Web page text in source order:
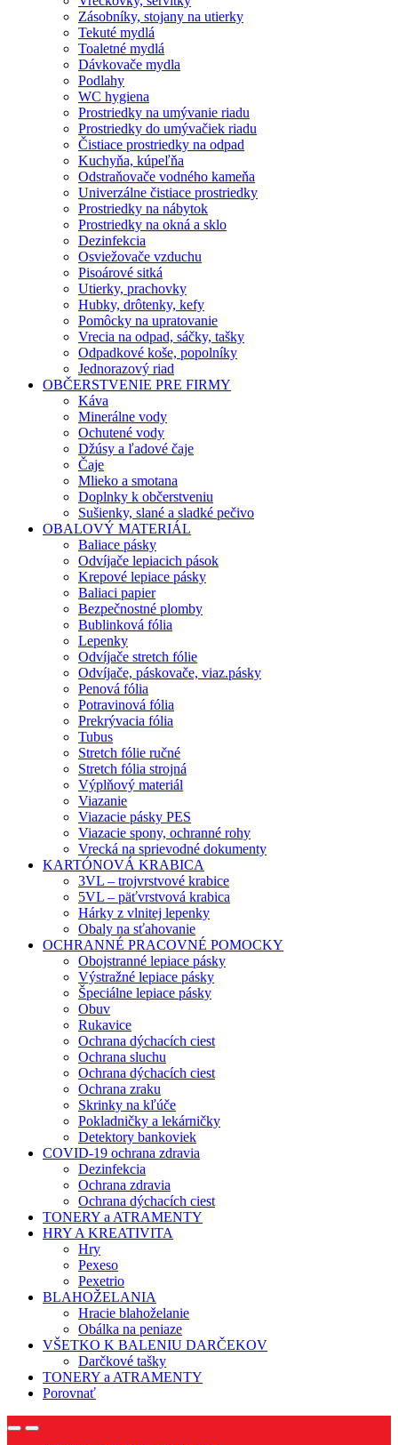
Zásobníky, stojany na utierky
Tekuté mydlá
Toaletné mydlá
Dávkovače mydla
Podlahy
WC hygiena
Prostriedky na umývanie riadu
Prostriedky do umývačiek riadu
Čistiace prostriedky na odpad
Kuchyňa, kúpeľňa
Odstraňovače vodného kameňa
Univerzálne čistiace prostriedky
Prostriedky na nábytok
Prostriedky na okná a sklo
Dezinfekcia
Osviežovače vzduchu
Pisoárové sitká
Utierky, prachovky
Hubky, drôtenky, kefy
Pomôcky na upratovanie
Vrecia na odpad, sáčky, tašky
Odpadkové koše, popolníky
Jednorazový riad
OBČERSTVENIE PRE FIRMY
Káva
Minerálne vody
Ochutené vody
Džúsy a ľadové čaje
Čaje
Mlieko a smotana
Doplnky k občerstveniu
Sušienky, slané a sladké pečivo
OBALOVÝ MATERIÁL
Baliace pásky
Odvíjače lepiacich pások
Krepové lepiace pásky
Baliaci papier
Bezpečnostné plomby
Bublinková fólia
Lepenky
Odvíjače stretch fólie
Odvíjače, páskovače, viaz.pásky
Penová fólia
Potravinová fólia
Prekrývacia fólia
Tubus
Stretch fólie ručné
Stretch fólia strojná
Výplňový materiál
Viazanie
Viazacie pásky PES
Viazacie spony, ochranné rohy
Vrecká na sprievodné dokumenty
KARTÓNOVÁ KRABICA
3VL – trojvrstvové krabice
5VL – päťvrstvová krabica
Hárky z vlnitej lepenky
Obaly na sťahovanie
OCHRANNÉ PRACOVNÉ POMOCKY
Obojstranné lepiace pásky
Výstražné lepiace pásky
Špeciálne lepiace pásky
Obuv
Rukavice
Ochrana dýchacích ciest
Ochrana sluchu
Ochrana dýchacích ciest
Ochrana zraku
Skrinky na kľúče
Pokladničky a lekárničky
Detektory bankoviek
COVID-19 ochrana zdravia
Dezinfekcia
Ochrana zdravia
Ochrana dýchacích ciest
TONERY a ATRAMENTY
HRY A KREATIVITA
Hry
Pexeso
Pexetrio
BLAHOŽELANIA
Hracie blahoželanie
Obálka na peniaze
VŠETKO K BALENIU DARČEKOV
Darčkové tašky
TONERY a ATRAMENTY
Porovnať
OpenClose